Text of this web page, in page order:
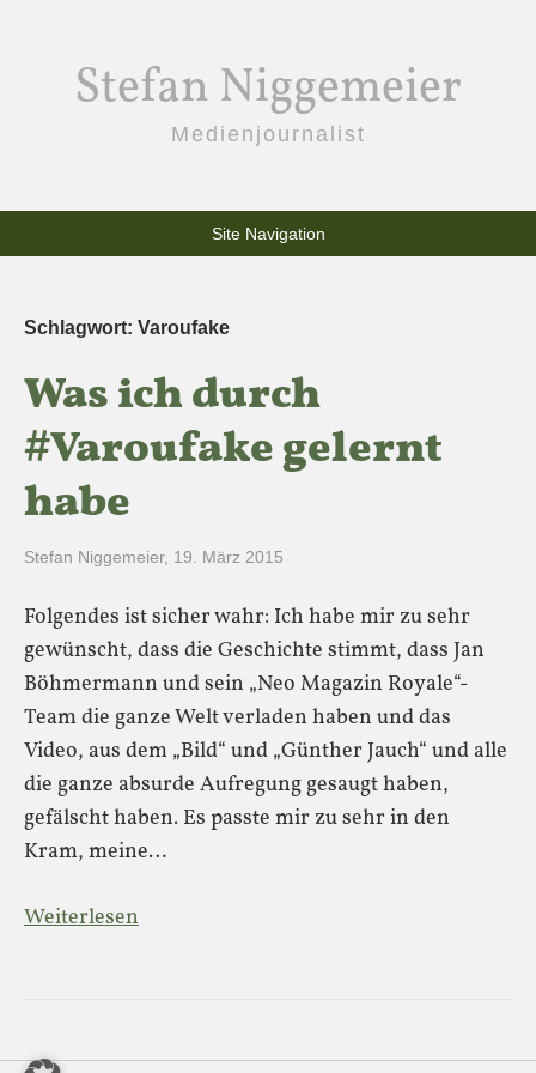
Stefan Niggemeier
Medienjournalist
Site Navigation
Schlagwort: Varoufake
Was ich durch
#Varoufake gelernt
habe
Stefan Niggemeier, 19. März 2015
Folgendes ist sicher wahr: Ich habe mir zu sehr
gewünscht, dass die Geschichte stimmt, dass Jan
Böhmermann und sein „Neo Magazin Royale“-
Team die ganze Welt verladen haben und das
Video, aus dem „Bild“ und „Günther Jauch“ und alle
die ganze absurde Aufregung gesaugt haben,
gefälscht haben. Es passte mir zu sehr in den
Kram, meine…
Weiterlesen